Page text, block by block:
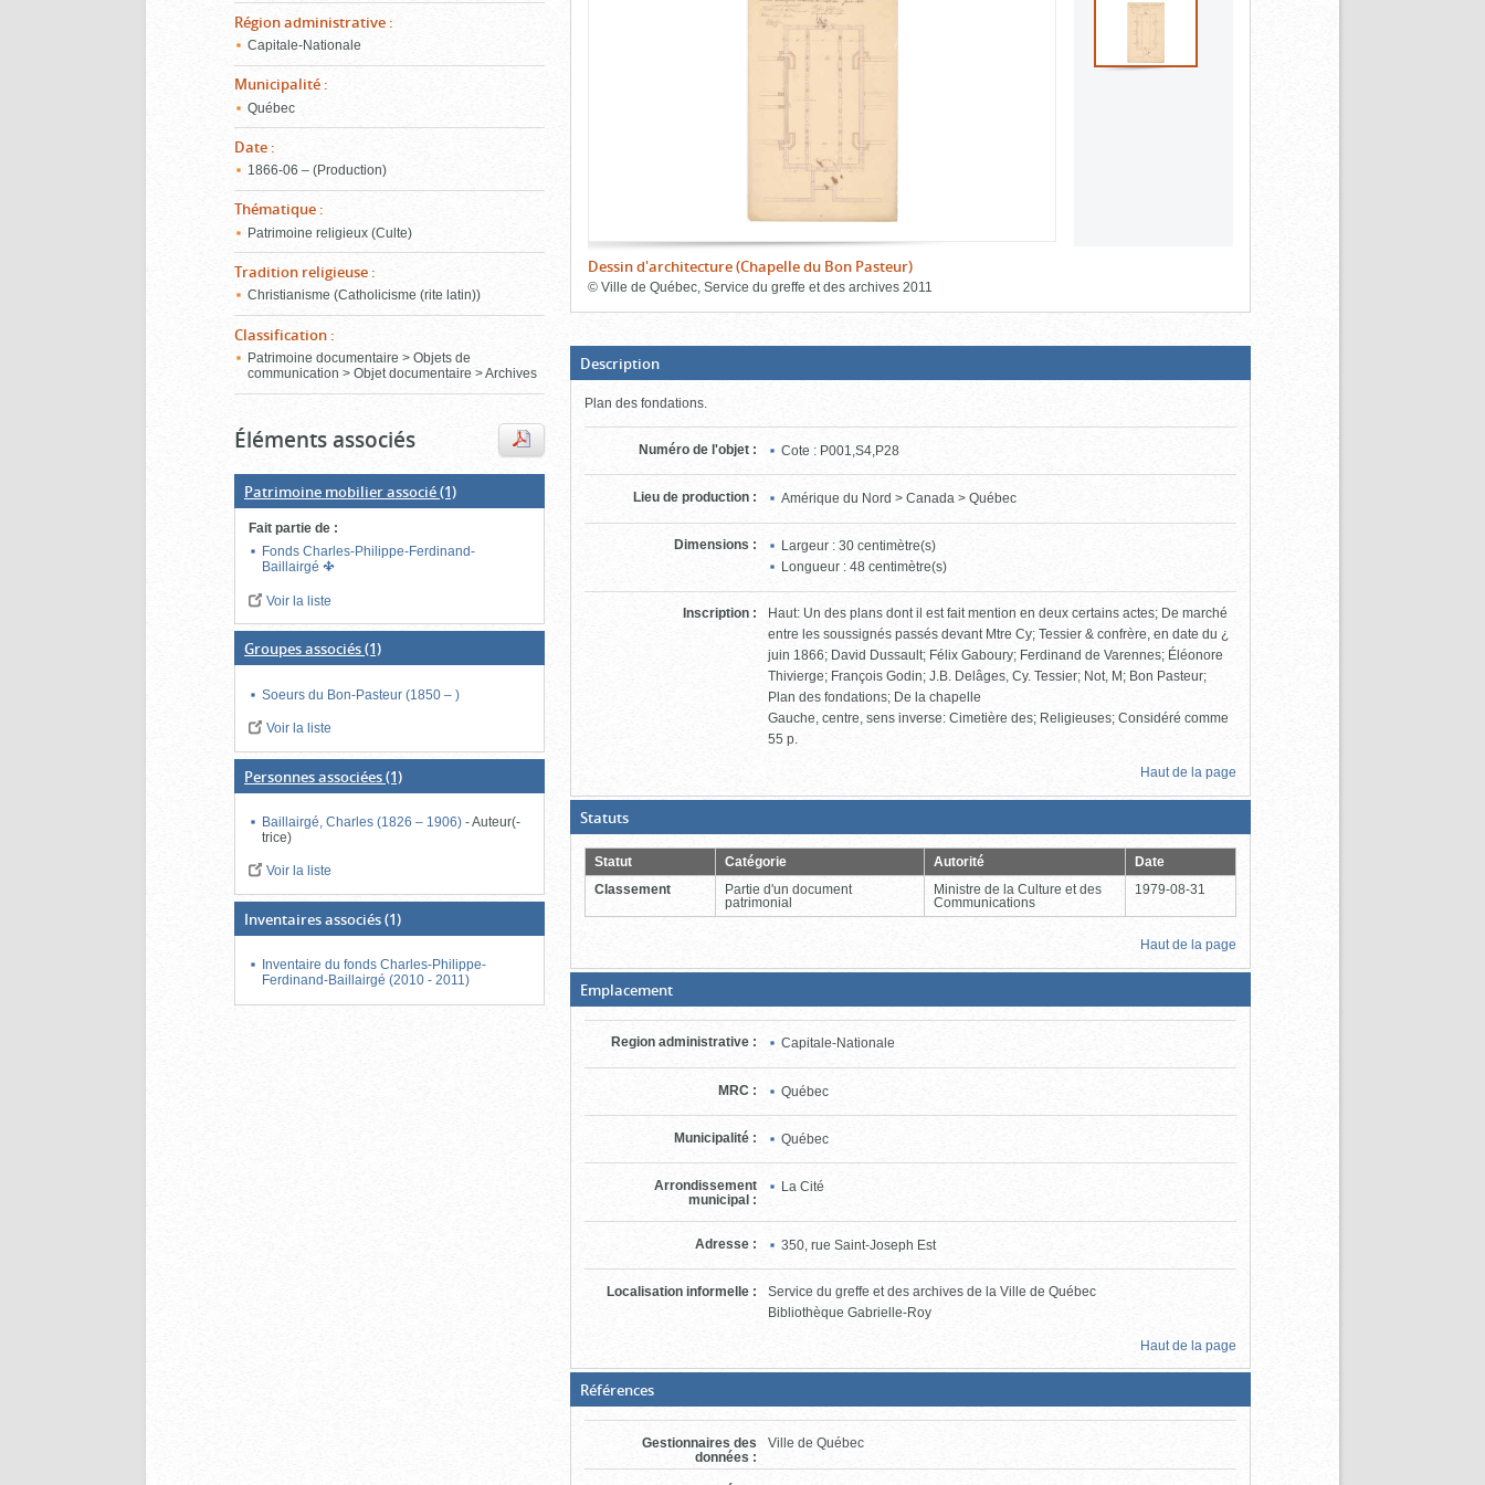
Région administrative :
Capitale-Nationale
Municipalité :
Québec
Date :
1866‑06 – (Production)
Thématique :
Patrimoine religieux (Culte)
Tradition religieuse :
Christianisme (Catholicisme (rite latin))
Classification :
Patrimoine documentaire > Objets de
communication > Objet documentaire > Archives
Éléments associés
Patrimoine mobilier associé(1)
Fait partie de :
Fonds Charles-Philippe-Ferdinand-
Baillairgé
Voir la liste
Groupes associés(1)
Soeurs du Bon-Pasteur (1850 – )
Voir la liste
Personnes associées(1)
Baillairgé, Charles (1826 – 1906)-Auteur(-
trice)
Voir la liste
Inventaires associés(1)
Inventaire du fonds Charles-Philippe-
Ferdinand-Baillairgé (2010 - 2011)
Dessin d'architecture (Chapelle du Bon Pasteur)
© Ville de Québec, Service du greffe et des archives 2011
bloc
d'onglets
Description(Boite
ouverte,
cliquer
pour
fermer)
Plan des fondations.
Numéro de l'objet : Cote : P001,S4,P28
Lieu de production : Amérique du Nord > Canada > Québec
Dimensions :
Largeur : 30 centimètre(s)
Longueur : 48 centimètre(s)
Inscription :
Haut: Un des plans dont il est fait mention en deux certains actes; De marché
entre les soussignés passés devant Mtre Cy; Tessier & confrère, en date du ¿
juin 1866; David Dussault; Félix Gaboury; Ferdinand de Varennes; Éléonore
Thivierge; François Godin; J.B. Delâges, Cy. Tessier; Not, M; Bon Pasteur;
Plan des fondations; De la chapelle
Gauche, centre, sens inverse: Cimetière des; Religieuses; Considéré comme
55 p.
Haut de la page
Statuts(Boite
ouverte,
cliquer
pour
fermer)
Statut Catégorie Autorité
Date
Classement
Partie d'un document
patrimonial
Ministre de la Culture et des
Communications
1979-08-31
Haut de la page
Emplacement(Boite
fermée,
cliquer
pour
ouvrir)
Region administrative : Capitale-Nationale
MRC : Québec
Municipalité : Québec
Arrondissement
municipal :
La Cité
Adresse : 350, rue Saint-Joseph Est
Localisation informelle :
Service du greffe et des archives de la Ville de Québec
Bibliothèque Gabrielle-Roy
Haut de la page
Références(Boite
fermée,
cliquer
pour
ouvrir)
Gestionnaires des
données :
Ville de Québec